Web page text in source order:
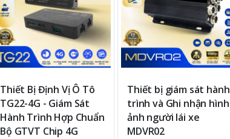
Thiết Bị Định Vị Ô Tô
TG22-4G - Giám Sát
Hành Trình Hợp Chuẩn
Bộ GTVT Chip 4G
Thiết bị giám sát hành
trình và Ghi nhận hình
ảnh người lái xe
MDVR02